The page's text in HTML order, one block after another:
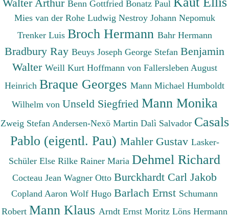
Walter Arthur Benn Gottfried Bonatz Paul
Mies van der Rohe Ludwig Nestroy Johann Nepomuk
Trenker Luis Broch Hermann Bahr Hermann
Bradbury Ray Beuys Joseph George Stefan Benjamin
Walter Weill Kurt Hoffmann von Fallersleben August
Heinrich Braque Georges Mann Michael Humboldt
Wilhelm von Unseld Siegfried Mann Monika
Zweig Stefan Andersen-Nexö Martin Dalì Salvador Casals
Pablo (eigentl. Pau) Mahler Gustav Lasker-
Schüler Else Rilke Rainer Maria Dehmel Richard
Cocteau Jean Wagner Otto Burckhardt Carl Jakob
Copland Aaron Wolf Hugo Barlach Ernst Schumann
Robert Mann Klaus Arndt Ernst Moritz Löns Hermann